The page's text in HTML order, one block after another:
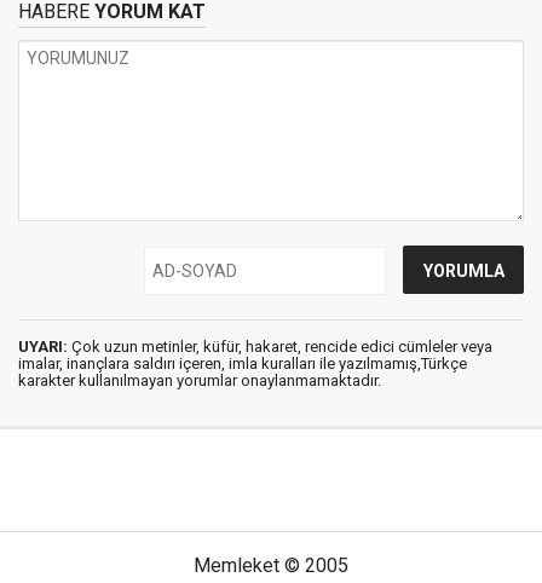
HABERE YORUM KAT
UYARI: Çok uzun metinler, küfür, hakaret, rencide edici cümleler veya
imalar, inançlara saldırı içeren, imla kuralları ile yazılmamış,Türkçe
karakter kullanılmayan yorumlar onaylanmamaktadır.
Memleket © 2005